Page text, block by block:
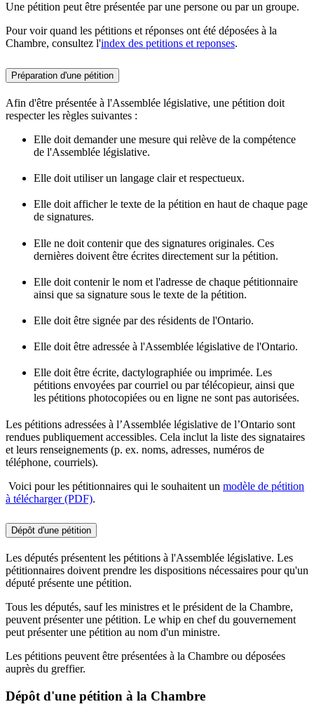
Une pétition peut être présentée par une persone ou par un groupe.
Pour voir quand les pétitions et réponses ont été déposées à la
Chambre, consultez l'index des petitions et reponses.
Préparation d'une pétition
Afin d'être présentée à l'Assemblée législative, une pétition doit
respecter les règles suivantes :
Elle doit demander une mesure qui relève de la compétence
de l'Assemblée législative.
Elle doit utiliser un langage clair et respectueux.
Elle doit afficher le texte de la pétition en haut de chaque page
de signatures.
Elle ne doit contenir que des signatures originales. Ces
dernières doivent être écrites directement sur la pétition.
Elle doit contenir le nom et l'adresse de chaque pétitionnaire
ainsi que sa signature sous le texte de la pétition.
Elle doit être signée par des résidents de l'Ontario.
Elle doit être adressée à l'Assemblée législative de l'Ontario.
Elle doit être écrite, dactylographiée ou imprimée. Les
pétitions envoyées par courriel ou par télécopieur, ainsi que
les pétitions photocopiées ou en ligne ne sont pas autorisées.
Les pétitions adressées à l’Assemblée législative de l’Ontario sont
rendues publiquement accessibles. Cela inclut la liste des signataires
et leurs renseignements (p. ex. noms, adresses, numéros de
téléphone, courriels).
Voici pour les pétitionnaires qui le souhaitent un modèle de pétition
à télécharger (PDF).
Dépôt d'une pétition
Les députés présentent les pétitions à l'Assemblée législative. Les
pétitionnaires doivent prendre les dispositions nécessaires pour qu'un
député présente une pétition.
Tous les députés, sauf les ministres et le président de la Chambre,
peuvent présenter une pétition. Le whip en chef du gouvernement
peut présenter une pétition au nom d'un ministre.
Les pétitions peuvent être présentées à la Chambre ou déposées
auprès du greffier.
Dépôt d'une pétition à la Chambre